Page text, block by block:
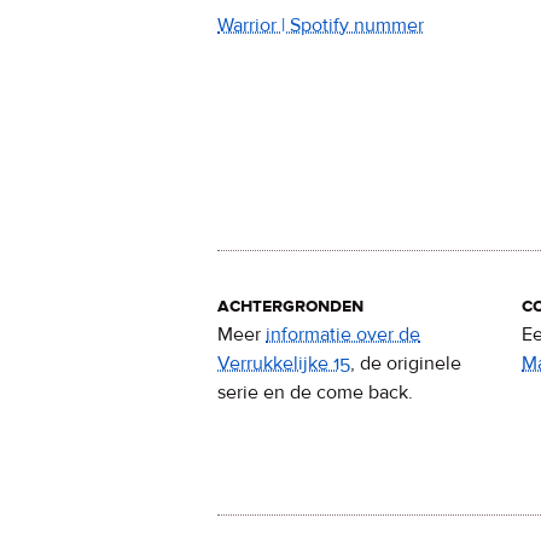
Warrior | Spotify nummer
achtergronden
Meer informatie over de
Verrukkelijke 15, de originele
serie en de come back.